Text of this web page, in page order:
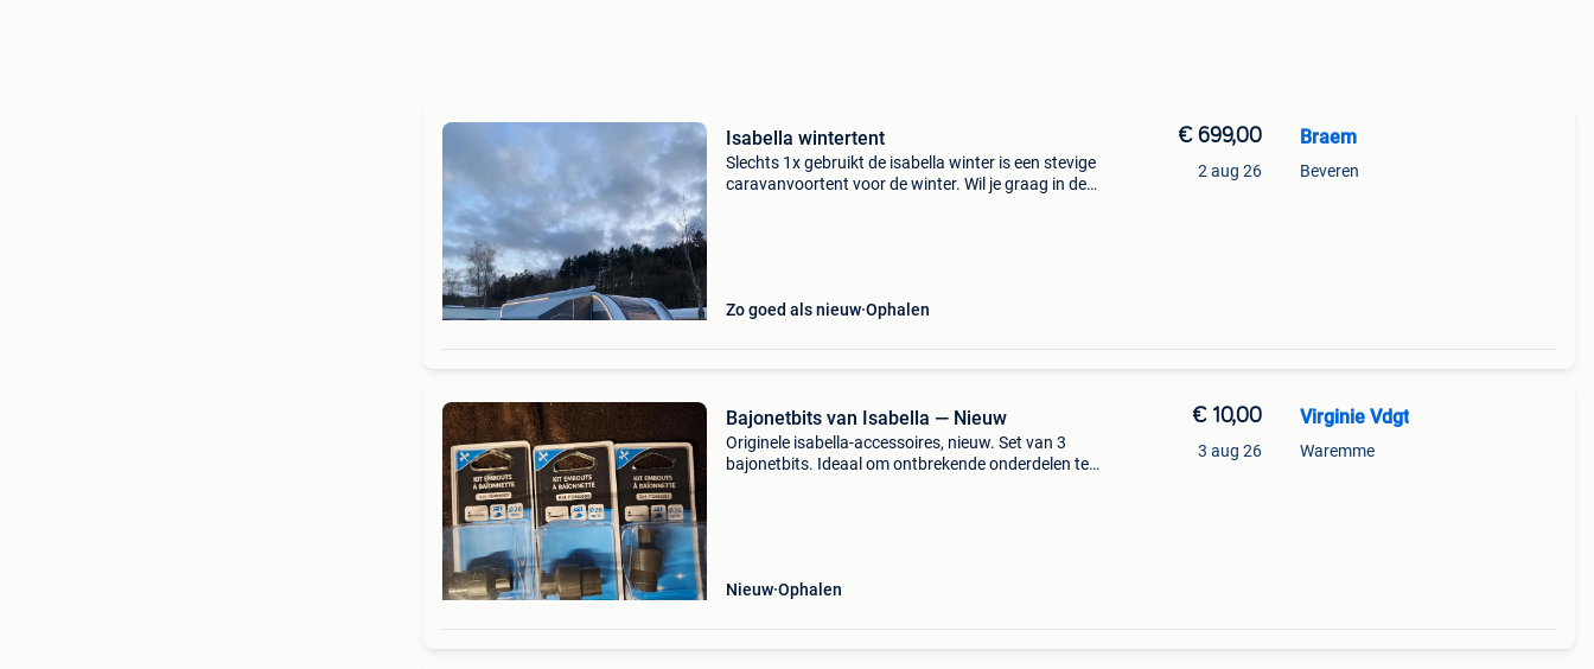
Isabella wintertent
Slechts 1x gebruikt de isabella winter is een stevige
caravanvoortent voor de winter. Wil je graag in de
Zo goed als nieuw Ophalen
€ 699,00
2 aug 26
Braem
Beveren
Bajonetbits van Isabella — Nieuw
Originele isabella-accessoires, nieuw. Set van 3
bajonetbits. Ideaal om ontbrekende onderdelen te
Nieuw Ophalen
€ 10,00
3 aug 26
Virginie Vdgt
Waremme